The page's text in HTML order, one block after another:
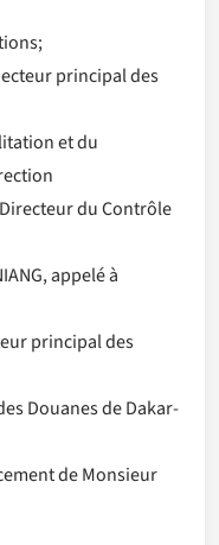
principal des
et du
du Contrôle
appelé à
principal des
Douanes de Dakar-
de Monsieur